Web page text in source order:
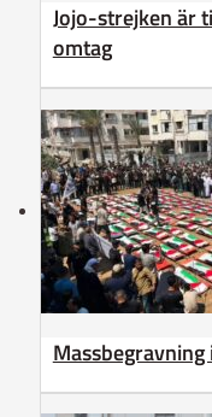
Jojo-strejken är
omtag